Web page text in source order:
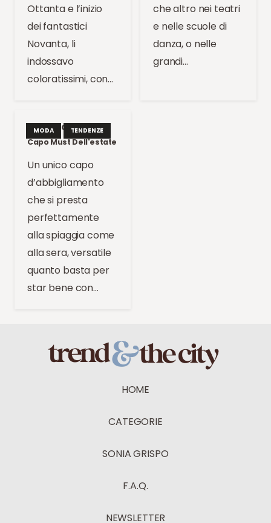
Ottanta e l’inizio
dei fantastici
Novanta, li
indossavo
coloratissimi, con…
che altro nei teatri
e nelle scuole di
danza, o nelle
grandi…
MODA TENDENZE
Trend: Il Caftano, Il
Capo Must Dell'estate
Un unico capo
d’abbigliamento
che si presta
perfettamente
alla spiaggia come
alla sera, versatile
quanto basta per
star bene con…
HOME
CATEGORIE
SONIA GRISPO
F.A.Q.
NEWSLETTER